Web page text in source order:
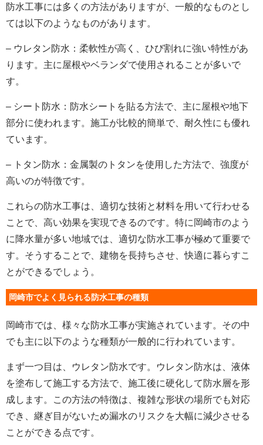
防水工事には多くの方法がありますが、一般的なものとし
ては以下のようなものがあります。
– ウレタン防水：柔軟性が高く、ひび割れに強い特性があ
ります。主に屋根やベランダで使用されることが多いで
す。
– シート防水：防水シートを貼る方法で、主に屋根や地下
部分に使われます。施工が比較的簡単で、耐久性にも優れ
ています。
– トタン防水：金属製のトタンを使用した方法で、強度が
高いのが特徴です。
これらの防水工事は、適切な技術と材料を用いて行わせる
ことで、高い効果を実現できるのです。特に岡崎市のよう
に降水量が多い地域では、適切な防水工事が極めて重要で
す。そうすることで、建物を長持ちさせ、快適に暮らすこ
とができるでしょう。
岡崎市でよく見られる防水工事の種類
岡崎市では、様々な防水工事が実施されています。その中
でも主に以下のような種類が一般的に行われています。
まず一つ目は、ウレタン防水です。ウレタン防水は、液体
を塗布して施工する方法で、施工後に硬化して防水層を形
成します。この方法の特徴は、複雑な形状の場所でも対応
でき、継ぎ目がないため漏水のリスクを大幅に減少させる
ことができる点です。